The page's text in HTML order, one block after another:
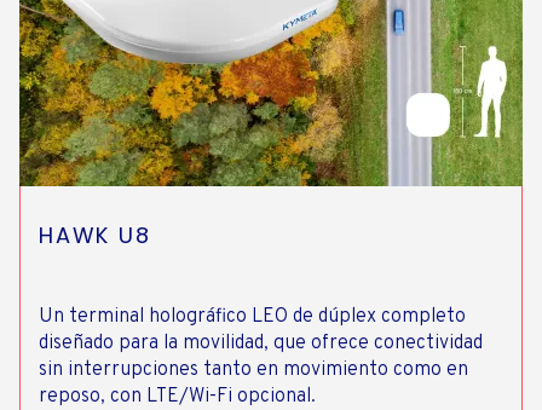
HAWK U8
Un terminal holográfico LEO de dúplex completo
diseñado para la movilidad, que ofrece conectividad
sin interrupciones tanto en movimiento como en
reposo, con LTE/Wi-Fi opcional.